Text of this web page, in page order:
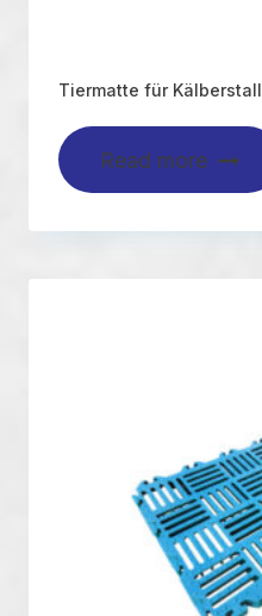
Tiermatte für Kälberstall
Read more